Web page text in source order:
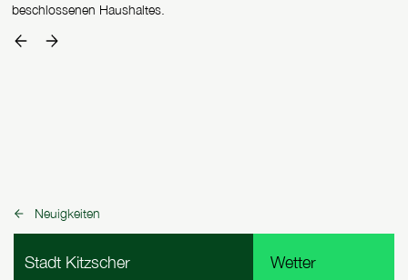
beschlossenen Haushaltes.
ein Förderer zurück
ein Förderer weiter vor
zurück zu:
Neuigkeiten
Fußbereich Informationen
Stadt Kitzscher Wetter